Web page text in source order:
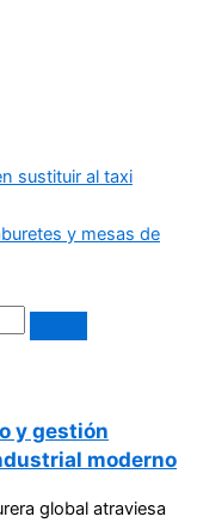
sustituir al taxi
y mesas de
y gestión
moderno
global atraviesa